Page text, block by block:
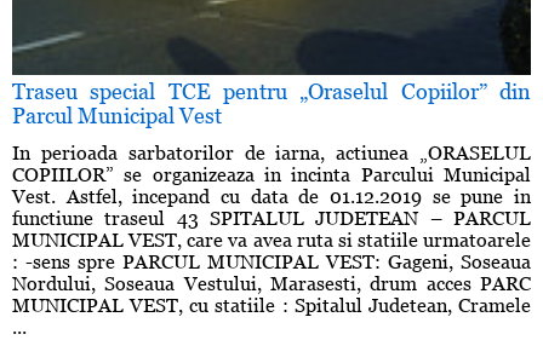
Traseu special TCE pentru „Oraselul Copiilor” din
Parcul Municipal Vest
In perioada sarbatorilor de iarna, actiunea „ORASELUL
COPIILOR” se organizeaza in incinta Parcului Municipal
Vest. Astfel, incepand cu data de 01.12.2019 se pune in
functiune traseul 43 SPITALUL JUDETEAN – PARCUL
MUNICIPAL VEST, care va avea ruta si statiile urmatoarele
: -sens spre PARCUL MUNICIPAL VEST: Gageni, Soseaua
Nordului, Soseaua Vestului, Marasesti, drum acces PARC
MUNICIPAL VEST, cu statiile : Spitalul Judetean, Cramele
...